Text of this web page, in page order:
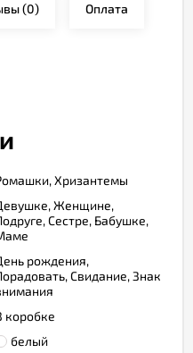
(0) Оплата
Хризантемы
Женщине,
Сестре, Бабушке,
рождения,
Свидание, Знак
коробке
белый